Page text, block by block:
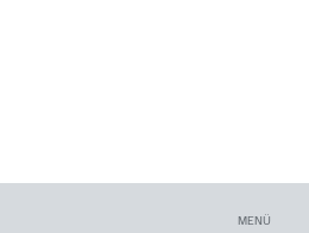
MENÜ